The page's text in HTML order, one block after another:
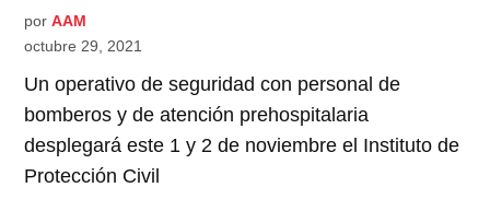
por AAM
octubre 29, 2021
Un operativo de seguridad con personal de
bomberos y de atención prehospitalaria
desplegará este 1 y 2 de noviembre el Instituto de
Protección Civil